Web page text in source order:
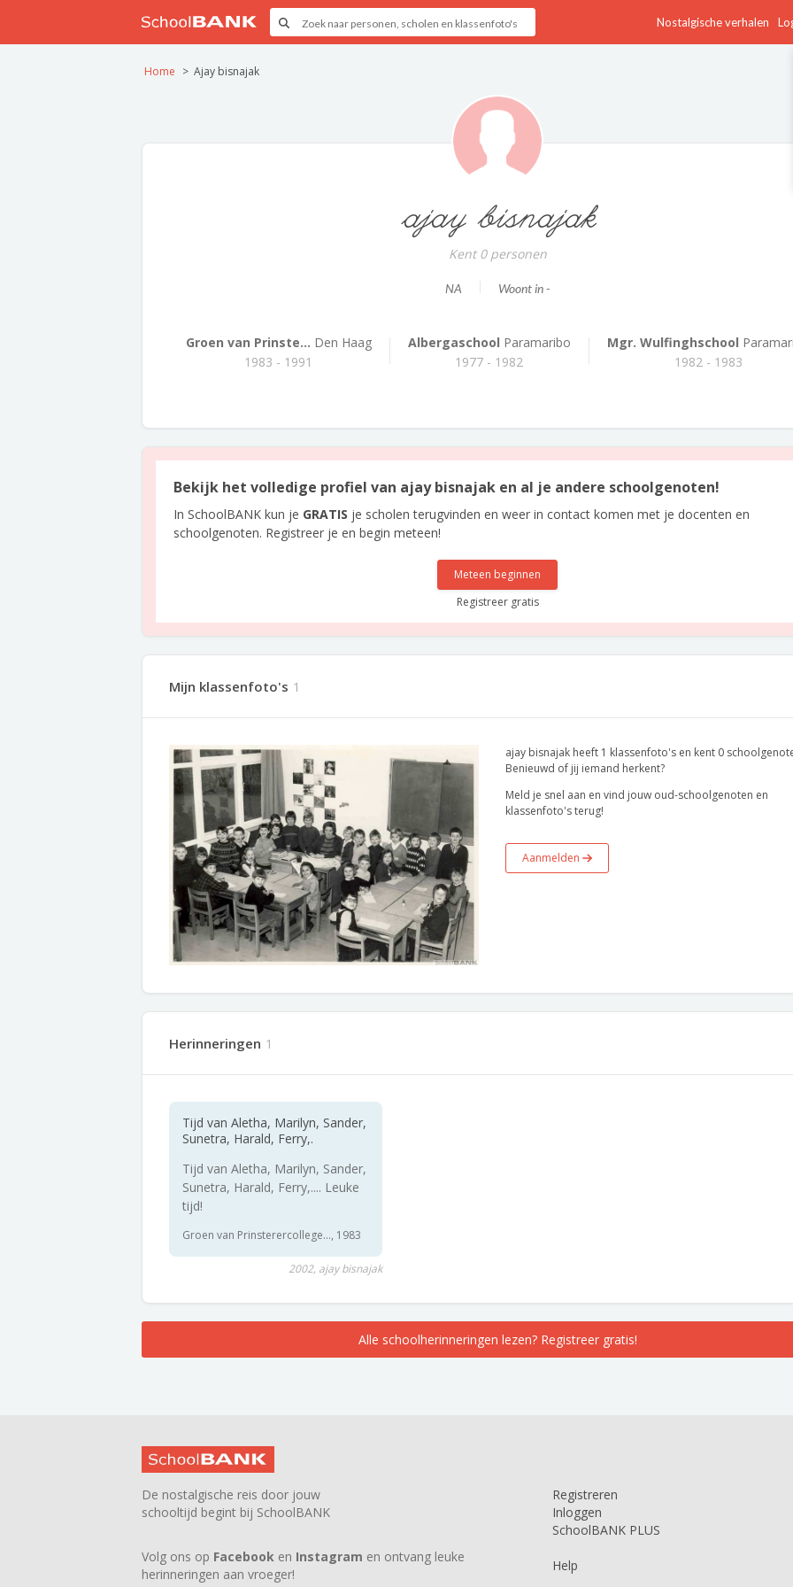
Nostalgische verhalen
Home Ajay bisnajak
ajay bisnajak
Kent 0 personen
NA Woont in -
Groen van Prinste... Den Haag
1983 - 1991
Albergaschool Paramaribo
1977 - 1982
Mgr. Wulfinghschool
1982 - 1983
Bekijk het volledige profiel van ajay bisnajak en al je andere schoolgenoten!
In SchoolBANK kun je GRATIS je scholen terugvinden en weer in contact komen met je docenten en
schoolgenoten. Registreer je en begin meteen!
Meteen beginnen
Registreer gratis
Mijn klassenfoto's 1
ajay bisnajak heeft 1 klassenfoto's en kent 0
Benieuwd of jij iemand herkent?
Meld je snel aan en vind jouw oud-schoolgenoten en
klassenfoto's terug!
Aanmelden
Herinneringen 1
Tijd van Aletha, Marilyn, Sander,
Sunetra, Harald, Ferry,.
Tijd van Aletha, Marilyn, Sander,
Sunetra, Harald, Ferry,.... Leuke
tijd!
Groen van Prinsterercollege..., 1983
2002, ajay bisnajak
Alle schoolherinneringen lezen? Registreer gratis!
De nostalgische reis door jouw
schooltijd begint bij SchoolBANK
Volg ons op Facebook en Instagram en ontvang leuke
herinneringen aan vroeger!
Registreren
Inloggen
SchoolBANK PLUS
Help